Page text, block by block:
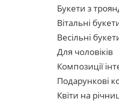
Букети з
Вітальні
Весільні
Для чоловіків
Композиції
Подарункові
Квіти на